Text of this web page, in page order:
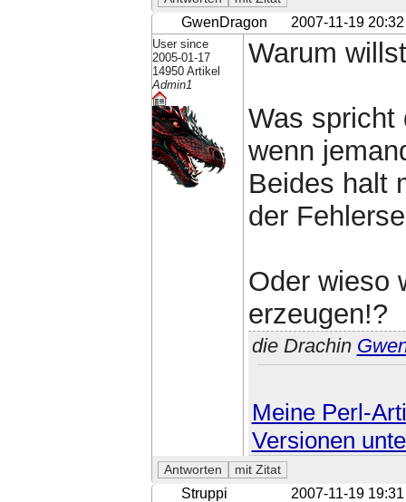
GwenDragon 2007-11-19 20:32
User since
2005-01-17
14950 Artikel
Admin1
Warum
Was spricht
wenn
Beides halt
der
Oder wieso
erzeugen!?
die Drachin
Meine Perl-
Versionen
Struppi 2007-11-19 19:31